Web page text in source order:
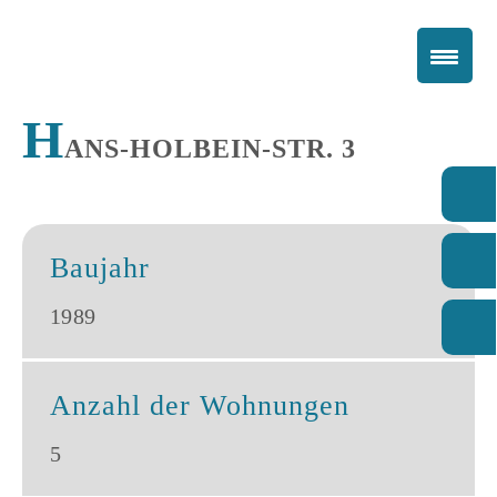
HANS-HOLBEIN-STR. 3
Baujahr
1989
Anzahl der Wohnungen
5